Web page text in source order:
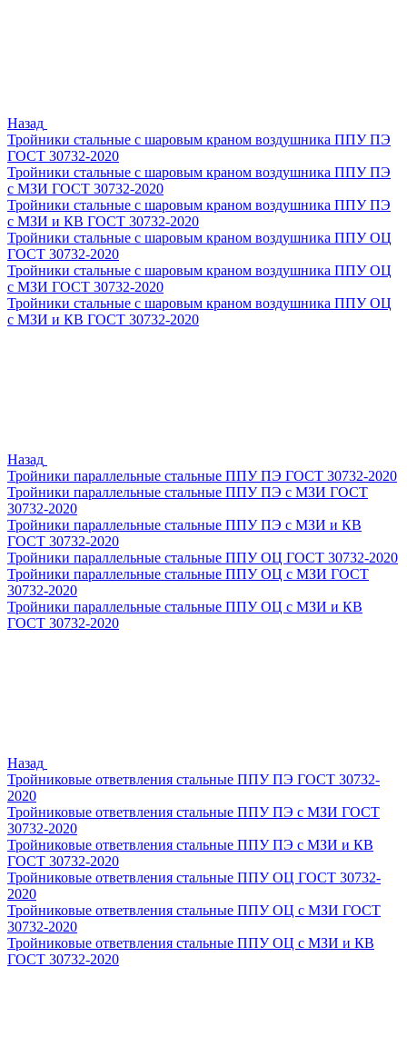
Назад
Тройники стальные с шаровым краном воздушника ППУ ПЭ
ГОСТ 30732-2020
Тройники стальные с шаровым краном воздушника ППУ ПЭ
с МЗИ ГОСТ 30732-2020
Тройники стальные с шаровым краном воздушника ППУ ПЭ
с МЗИ и КВ ГОСТ 30732-2020
Тройники стальные с шаровым краном воздушника ППУ ОЦ
ГОСТ 30732-2020
Тройники стальные с шаровым краном воздушника ППУ ОЦ
с МЗИ ГОСТ 30732-2020
Тройники стальные с шаровым краном воздушника ППУ ОЦ
с МЗИ и КВ ГОСТ 30732-2020
Назад
Тройники параллельные стальные ППУ ПЭ ГОСТ 30732-2020
Тройники параллельные стальные ППУ ПЭ с МЗИ ГОСТ
30732-2020
Тройники параллельные стальные ППУ ПЭ с МЗИ и КВ
ГОСТ 30732-2020
Тройники параллельные стальные ППУ ОЦ ГОСТ 30732-2020
Тройники параллельные стальные ППУ ОЦ с МЗИ ГОСТ
30732-2020
Тройники параллельные стальные ППУ ОЦ с МЗИ и КВ
ГОСТ 30732-2020
Назад
Тройниковые ответвления стальные ППУ ПЭ ГОСТ 30732-
2020
Тройниковые ответвления стальные ППУ ПЭ с МЗИ ГОСТ
30732-2020
Тройниковые ответвления стальные ППУ ПЭ с МЗИ и КВ
ГОСТ 30732-2020
Тройниковые ответвления стальные ППУ ОЦ ГОСТ 30732-
2020
Тройниковые ответвления стальные ППУ ОЦ с МЗИ ГОСТ
30732-2020
Тройниковые ответвления стальные ППУ ОЦ с МЗИ и КВ
ГОСТ 30732-2020